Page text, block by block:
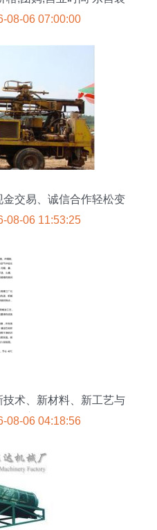
材
08-06 07:00:00
交易、诚信合作轻松变
08-06 11:53:25
术、新材料、新工艺与
合应用
08-06 04:18:56